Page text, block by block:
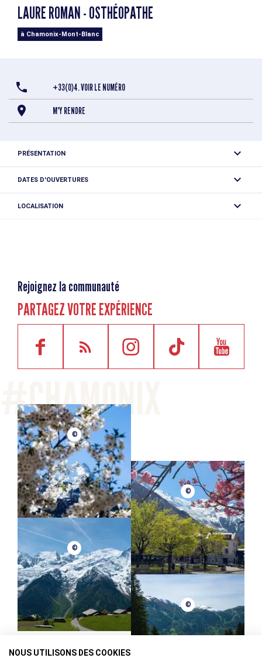
LAURE ROMAN - OSTHÉOPATHE
à Chamonix-Mont-Blanc
+33(0)4. VOIR LE NUMÉRO
M'Y RENDRE
PRÉSENTATION
DATES D'OUVERTURES
LOCALISATION
Rejoignez la communauté
PARTAGEZ VOTRE EXPÉRIENCE
©
©
©
©
NOUS UTILISONS DES COOKIES